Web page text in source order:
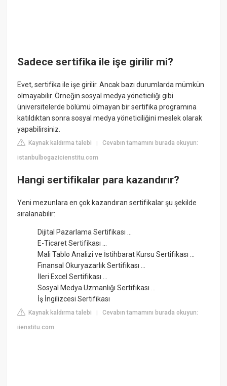
Sadece sertifika ile işe girilir mi?
Evet, sertifika ile işe girilir. Ancak bazı durumlarda mümkün
olmayabilir. Örneğin sosyal medya yöneticiliği gibi
üniversitelerde bölümü olmayan bir sertifika programına
katıldıktan sonra sosyal medya yöneticiliğini meslek olarak
yapabilirsiniz.
Kaynak kaldırma talebi |Cevabın tamamını burada okuyun:
istanbulbogazicienstitu.com
Hangi sertifikalar para kazandırır?
Yeni mezunlara en çok kazandıran sertifikalar şu şekilde
sıralanabilir:
Dijital Pazarlama Sertifikası ...
E-Ticaret Sertifikası ...
Mali Tablo Analizi ve İstihbarat Kursu Sertifikası ...
Finansal Okuryazarlık Sertifikası ...
İleri Excel Sertifikası ...
Sosyal Medya Uzmanlığı Sertifikası ...
İş İngilizcesi Sertifikası
Kaynak kaldırma talebi |Cevabın tamamını burada okuyun:
iienstitu.com